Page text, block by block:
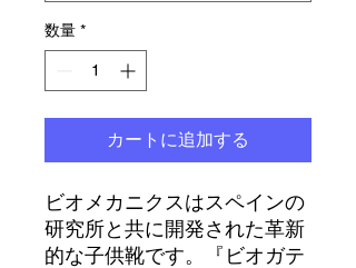
数量 *
カートに追加する
ビオメカニクスはスペインの
研究所と共に開発された革新
的な子供靴です。『ビオガテ